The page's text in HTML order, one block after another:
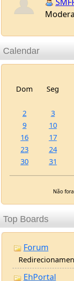
Dom
16 17
30 31
Não
Top Boards
Forum
EhPortal
Portal SMFPT